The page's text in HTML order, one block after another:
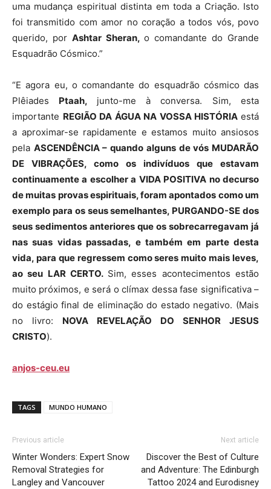
uma mudança espiritual distinta em toda a Criação. Isto
foi transmitido com amor no coração a todos vós, povo
querido, por Ashtar Sheran, o comandante do Grande
Esquadrão Cósmico.”
“E agora eu, o comandante do esquadrão cósmico das
Plêiades Ptaah, junto-me à conversa. Sim, esta
importante REGIÃO DA ÁGUA NA VOSSA HISTÓRIAestá
a aproximar-se rapidamente e estamos muito ansiosos
pela ASCENDÊNCIA–quando alguns de vós MUDARÃO
DE VIBRAÇÕES, como os indivíduos que estavam
continuamente a escolher a VIDA POSITIVA no decurso
de muitas provas espirituais, foram apontados como um
exemplo para os seus semelhantes, PURGANDO-SE dos
seus sedimentos anteriores que os sobrecarregavam já
nas suas vidas passadas, e também em parte desta
vida, para que regressem como seres muito mais leves,
ao seu LAR CERTO. Sim, esses acontecimentos estão
muito próximos, e será o clímax dessa fase significativa –
do estágio final de eliminação do estado negativo. (Mais
no livro: NOVA REVELAÇÃO DO SENHOR JESUS
CRISTO).
anjos-ceu.eu
TAGS MUNDO HUMANO
Previous article
Winter Wonders: Expert Snow
Removal Strategies for
Langley and Vancouver
Next article
Discover the Best of Culture
and Adventure: The Edinburgh
Tattoo 2024 and Eurodisney